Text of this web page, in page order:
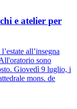
e atelier per
all’insegna
sono
Giovedì 9 luglio, i
mons. de